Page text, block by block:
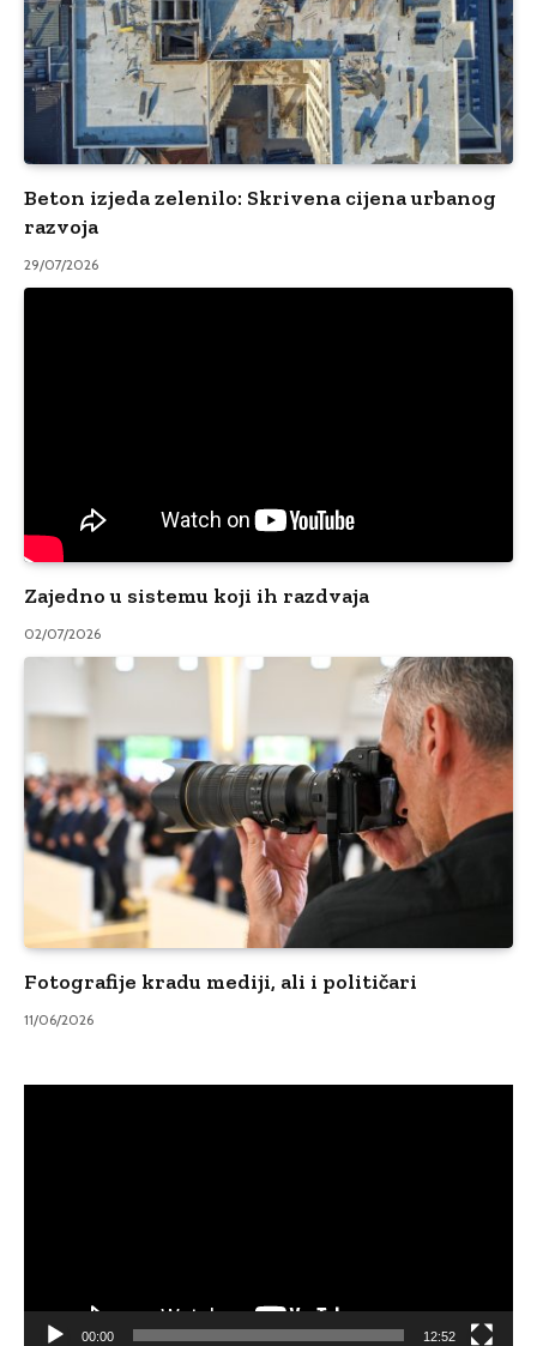
Beton izjeda zelenilo: Skrivena cijena urbanog
razvoja
29/07/2026
Zajedno u sistemu koji ih razdvaja
02/07/2026
Fotografije kradu mediji, ali i političari
11/06/2026
00:00 12:52